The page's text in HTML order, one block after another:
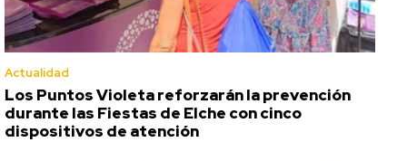
Actualidad
Los Puntos Violeta reforzarán la prevención
durante las Fiestas de Elche con cinco
dispositivos de atención